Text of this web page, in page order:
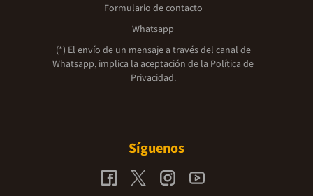
Formulario de contacto
Whatsapp
(*) El envío de un mensaje a través del canal de
Whatsapp, implica la aceptación de la Política de
Privacidad.
Síguenos